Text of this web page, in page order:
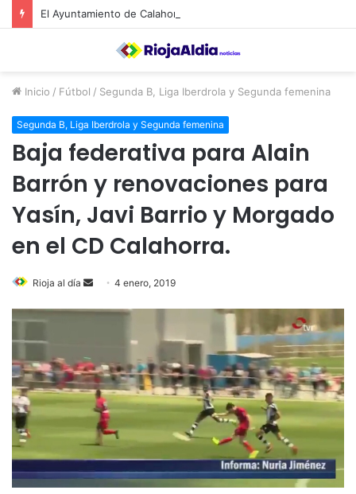
Inicio / Fútbol / Segunda B, Liga Iberdrola y Segunda femenina
Segunda B, Liga Iberdrola y Segunda femenina
Baja federativa para Alain
Barrón y renovaciones para
Yasín, Javi Barrio y Morgado
en el CD Calahorra.
Rioja al día
n
e
m
a
l
4 enero, 2019